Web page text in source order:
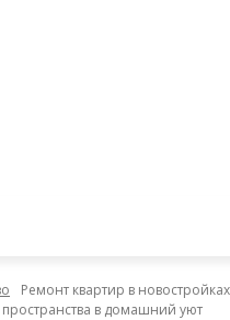
Ремонт квартир в
в домашний уют